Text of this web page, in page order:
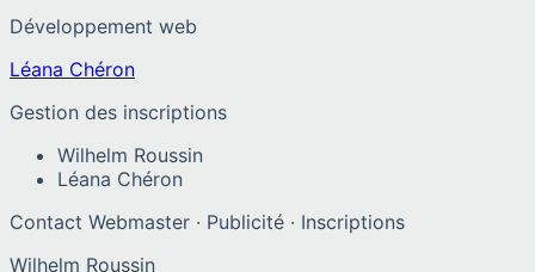
Développement web
Léana Chéron
Gestion des inscriptions
Wilhelm Roussin
Léana Chéron
Contact Webmaster · Publicité · Inscriptions
Wilhelm Roussin